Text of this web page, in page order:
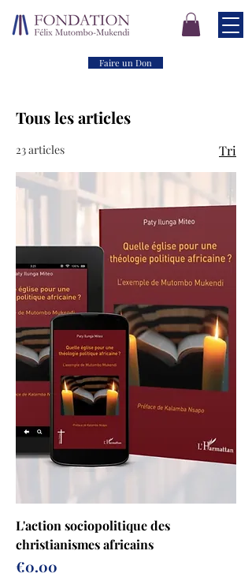
Faire un Don
Tous les articles
23 articles Tri
L'action sociopolitique des
christianismes africains
Prix
€0.00